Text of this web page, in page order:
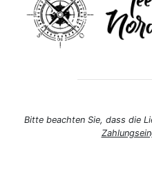
Bitte beachten Sie, dass die